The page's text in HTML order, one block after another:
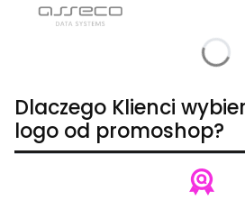
Dlaczego Klienci
logo od promoshop?